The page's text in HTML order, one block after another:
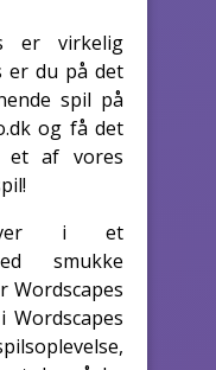
er virkelig
er du på det
spil på
og få det
et af vores
i et
smukke
Wordscapes
Wordscapes